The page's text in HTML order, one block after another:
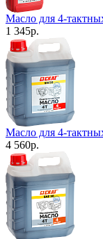
Масло для 4-
1 345р.
Масло для 4-
4 560р.